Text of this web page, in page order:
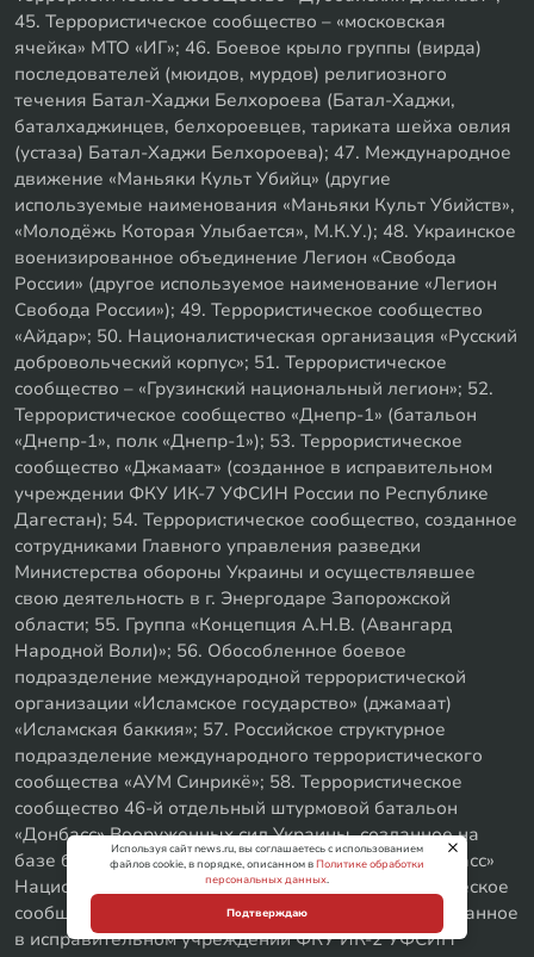
45. Террористическое сообщество – «московская
ячейка» МТО «ИГ»; 46. Боевое крыло группы (вирда)
последователей (мюидов, мурдов) религиозного
течения Батал-Хаджи Белхороева (Батал-Хаджи,
баталхаджинцев, белхороевцев, тариката шейха овлия
(устаза) Батал-Хаджи Белхороева); 47. Международное
движение «Маньяки Культ Убийц» (другие
используемые наименования «Маньяки Культ Убийств»,
«Молодёжь Которая Улыбается», М.К.У.); 48. Украинское
военизированное объединение Легион «Свобода
России» (другое используемое наименование «Легион
Свобода России»); 49. Террористическое сообщество
«Айдар»; 50. Националистическая организация «Русский
добровольческий корпус»; 51. Террористическое
сообщество – «Грузинский национальный легион»; 52.
Террористическое сообщество «Днепр-1» (батальон
«Днепр-1», полк «Днепр-1»); 53. Террористическое
сообщество «Джамаат» (созданное в исправительном
учреждении ФКУ ИК-7 УФСИН России по Республике
Дагестан); 54. Террористическое сообщество, созданное
сотрудниками Главного управления разведки
Министерства обороны Украины и осуществлявшее
свою деятельность в г. Энергодаре Запорожской
области; 55. Группа «Концепция А.Н.В. (Авангард
Народной Воли)»; 56. Обособленное боевое
подразделение международной террористической
организации «Исламское государство» (джамаат)
«Исламская баккия»; 57. Российское структурное
подразделение международного террористического
сообщества «АУМ Синрикё»; 58. Террористическое
сообщество 46-й отдельный штурмовой батальон
«Донбасс» Вооруженных сил Украины, созданное на
базе батальона территориальной обороны «Донбасс»
Национальной гвардии Украины; 59. Террористическое
сообщество «Ахлю ас-Сунна ва-ль-Джамаат» (созданное
в исправительном учреждении ФКУ ИК-2 УФСИН
Используя сайт news.ru, вы соглашаетесь с использованием
файлов cookie, в порядке, описанном вПолитике обработки
персональных данных.
Подтверждаю